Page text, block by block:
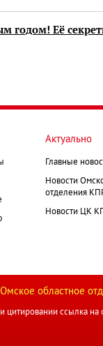
годом! Её
Актуально
Главные
Новости
отделения
Новости ЦК
областное
цитировании ссылка